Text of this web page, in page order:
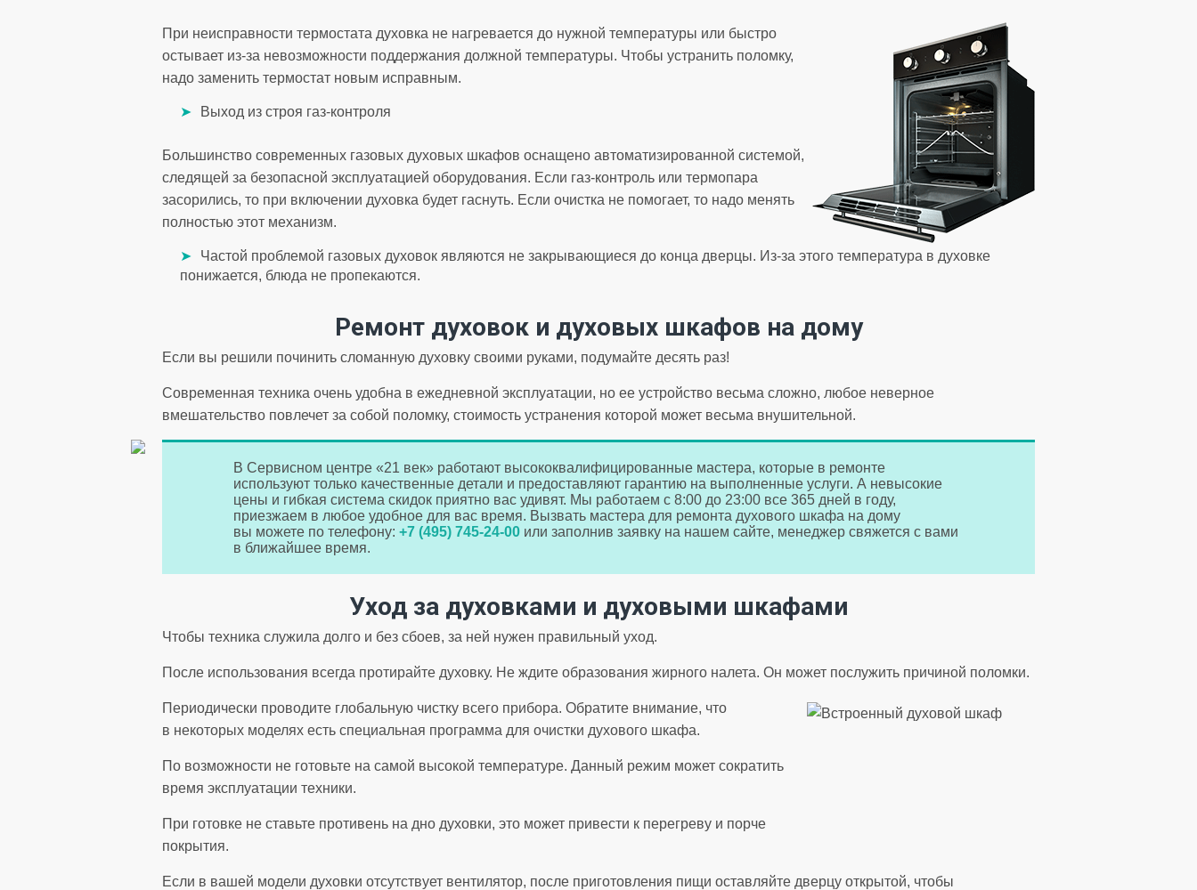
При неисправности термостата духовка не нагревается до нужной температуры или быстро
остывает из-за невозможности поддержания должной температуры. Чтобы устранить поломку,
надо заменить термостат новым исправным.
Выход из строя газ-контроля
Большинство современных газовых духовых шкафов оснащено автоматизированной системой,
следящей за безопасной эксплуатацией оборудования. Если газ-контроль или термопара
засорились, то при включении духовка будет гаснуть. Если очистка не помогает, то надо менять
полностью этот механизм.
Частой проблемой газовых духовок являются не закрывающиеся до конца дверцы. Из-за этого температура в духовке
понижается, блюда не пропекаются.
Ремонт духовок и духовых шкафов на дому
Если вы решили починить сломанную духовку своими руками, подумайте десять раз!
Современная техника очень удобна в ежедневной эксплуатации, но ее устройство весьма сложно, любое неверное
вмешательство повлечет за собой поломку, стоимость устранения которой может весьма внушительной.
В Сервисном центре «21 век» работают высококвалифицированные мастера, которые в ремонте
используют только качественные детали и предоставляют гарантию на выполненные услуги. А невысокие
цены и гибкая система скидок приятно вас удивят. Мы работаем с 8:00 до 23:00 все 365 дней в году,
приезжаем в любое удобное для вас время. Вызвать мастера для ремонта духового шкафа на дому
вы можете по телефону: +7 (495) 745-24-00 или заполнив заявку на нашем сайте, менеджер свяжется с вами
в ближайшее время.
Уход за духовками и духовыми шкафами
Чтобы техника служила долго и без сбоев, за ней нужен правильный уход.
После использования всегда протирайте духовку. Не ждите образования жирного налета. Он может послужить причиной поломки.
Периодически проводите глобальную чистку всего прибора. Обратите внимание, что
в некоторых моделях есть специальная программа для очистки духового шкафа.
По возможности не готовьте на самой высокой температуре. Данный режим может сократить
время эксплуатации техники.
При готовке не ставьте противень на дно духовки, это может привести к перегреву и порче
покрытия.
Если в вашей модели духовки отсутствует вентилятор, после приготовления пищи оставляйте дверцу открытой, чтобы